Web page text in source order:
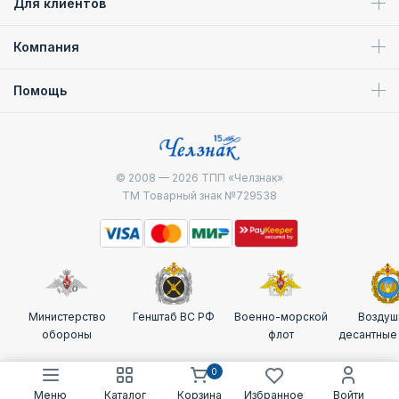
награды по доступной цене.
Для клиентов
Компания
Помощь
© 2008 — 2026 ТПП «Челзнак»
ТМ Товарный знак №729538
Министерство
обороны
Генштаб ВС РФ
Военно-морской
флот
десантные
Меню Каталог Корзина
0
Избранное Войти